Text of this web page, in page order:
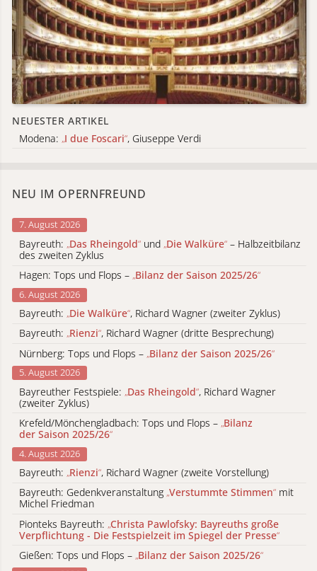
NEUESTER ARTIKEL
Modena: „I due Foscari“, Giuseppe Verdi
NEU IM OPERNFREUND
7. August 2026
Bayreuth: „Das Rheingold“ und „Die Walküre“ – Halbzeitbilanz
des zweiten Zyklus
Hagen: Tops und Flops – „Bilanz der Saison 2025/26“
6. August 2026
Bayreuth: „Die Walküre“, Richard Wagner (zweiter Zyklus)
Bayreuth: „Rienzi“, Richard Wagner (dritte Besprechung)
Nürnberg: Tops und Flops – „Bilanz der Saison 2025/26“
5. August 2026
Bayreuther Festspiele: „Das Rheingold“, Richard Wagner
(zweiter Zyklus)
Krefeld/Mönchengladbach: Tops und Flops – „Bilanz
der Saison 2025/26“
4. August 2026
Bayreuth: „Rienzi“, Richard Wagner (zweite Vorstellung)
Bayreuth: Gedenkveranstaltung „Verstummte Stimmen“ mit
Michel Friedman
Pionteks Bayreuth: „Christa Pawlofsky: Bayreuths große
Verpflichtung - Die Festspielzeit im Spiegel der Presse“
Gießen: Tops und Flops – „Bilanz der Saison 2025/26“